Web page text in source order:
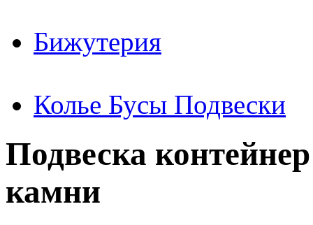
Бижутерия
Колье Бусы Подвески
Подвеска
камни